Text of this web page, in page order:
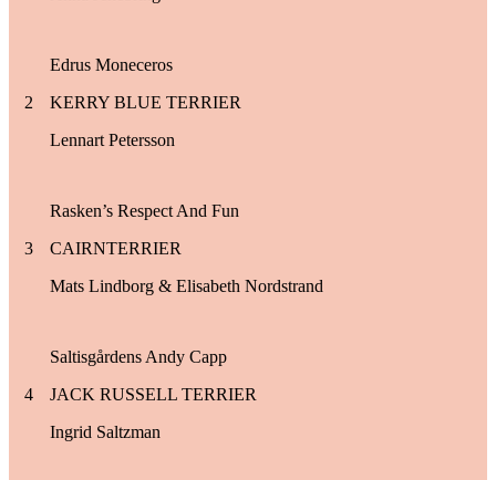
2
Edrus Moneceros
KERRY BLUE TERRIER
Lennart Petersson
3
Rasken’s Respect And Fun
CAIRNTERRIER
Mats Lindborg & Elisabeth Nordstrand
4
Saltisgårdens Andy Capp
JACK RUSSELL TERRIER
Ingrid Saltzman